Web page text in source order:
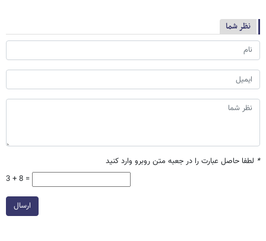
نظر شما
* لطفا حاصل عبارت را در جعبه متن روبرو وارد کنید
3 + 8 =
ارسال